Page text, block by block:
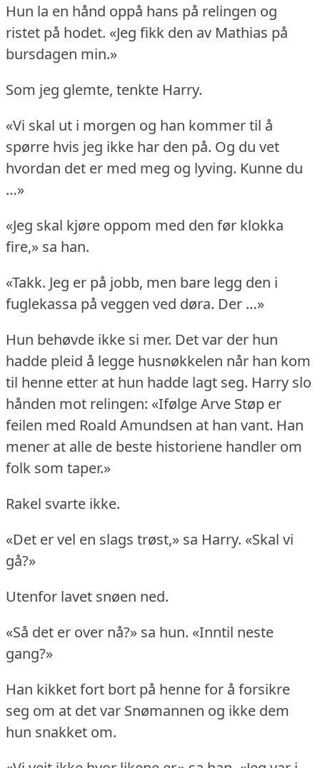
Hun la en hånd oppå hans på relingen og
ristet på hodet. «Jeg fikk den av Mathias på
bursdagen min.»
Som jeg glemte, tenkte Harry.
«Vi skal ut i morgen og han kommer til å
spørre hvis jeg ikke har den på. Og du vet
hvordan det er med meg og lyving. Kunne du
…»
«Jeg skal kjøre oppom med den før klokka
fire,» sa han.
«Takk. Jeg er på jobb, men bare legg den i
fuglekassa på veggen ved døra. Der …»
Hun behøvde ikke si mer. Det var der hun
hadde pleid å legge husnøkkelen når han kom
til henne etter at hun hadde lagt seg. Harry slo
hånden mot relingen: «Ifølge Arve Støp er
feilen med Roald Amundsen at han vant. Han
mener at alle de beste historiene handler om
folk som taper.»
Rakel svarte ikke.
«Det er vel en slags trøst,» sa Harry. «Skal vi
gå?»
Utenfor lavet snøen ned.
«Så det er over nå?» sa hun. «Inntil neste
gang?»
Han kikket fort bort på henne for å forsikre
seg om at det var Snømannen og ikke dem
hun snakket om.